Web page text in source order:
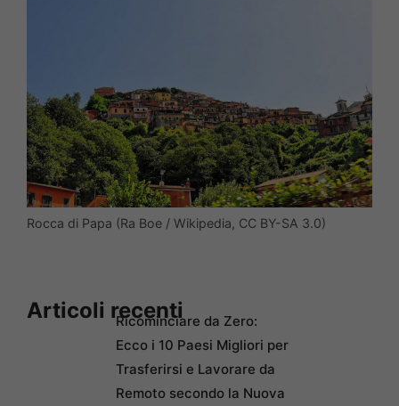
Rocca di Papa (Ra Boe / Wikipedia, CC BY-SA 3.0)
Articoli recentiRicominciare da Zero:
Ecco i 10 Paesi Migliori per
Trasferirsi e Lavorare da
Remoto secondo la Nuova